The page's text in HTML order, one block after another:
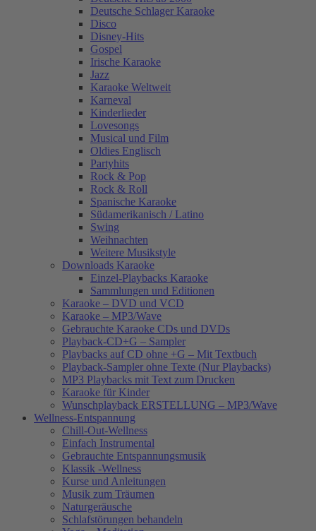
Deutsche Schlager Karaoke
Disco
Disney-Hits
Gospel
Irische Karaoke
Jazz
Karaoke Weltweit
Karneval
Kinderlieder
Lovesongs
Musical und Film
Oldies Englisch
Partyhits
Rock & Pop
Rock & Roll
Spanische Karaoke
Südamerikanisch / Latino
Swing
Weihnachten
Weitere Musikstyle
Downloads Karaoke
Einzel-Playbacks Karaoke
Sammlungen und Editionen
Karaoke – DVD und VCD
Karaoke – MP3/Wave
Gebrauchte Karaoke CDs und DVDs
Playback-CD+G – Sampler
Playbacks auf CD ohne +G – Mit Textbuch
Playback-Sampler ohne Texte (Nur Playbacks)
MP3 Playbacks mit Text zum Drucken
Karaoke für Kinder
Wunschplayback ERSTELLUNG – MP3/Wave
Wellness-Entspannung
Chill-Out-Wellness
Einfach Instrumental
Gebrauchte Entspannungsmusik
Klassik -Wellness
Kurse und Anleitungen
Musik zum Träumen
Naturgeräusche
Schlafstörungen behandeln